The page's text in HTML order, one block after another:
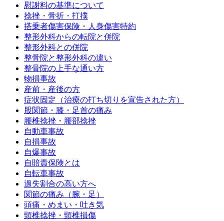
慰謝料の基準について
捻挫・骨折・打撲
搭乗者傷害保険・人身傷害特約
整形外科からの転院と併院
整形外科との併院
整骨院と整形外科の違い
整骨院の上手な通い方
物損事故
産前・産後の方
症状固定（治療の打ち切りを宣告された方）
股関節・膝・足首の痛み
腰椎捻挫・腰部捻挫
自動車事故
自損事故
自爆事故
自賠責保険とは
自転車事故
過失割合の高い方へ
関節の痛み（腕・足）
頭痛・めまい・吐き気
頸椎捻挫・頸椎損傷